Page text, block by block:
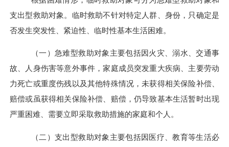
支出型救助对象。临时救助不针对特定人群、身份，只确定是
否发生突发性、紧迫性、临时性基本生活困难。
（一）急难型救助对象主要包括因火灾、溺水、交通事
故、人身伤害等意外事件，家庭成员突发重大疾病、主要劳动
力死亡或重度伤残以及其他特殊情况，未获得相关保险补偿、
赔偿或虽获得相关保险补偿、赔偿，仍导致基本生活暂时出现
严重困难、需要立即采取救助措施的家庭和个人。
（二）支出型救助对象主要包括因医疗、教育等生活必